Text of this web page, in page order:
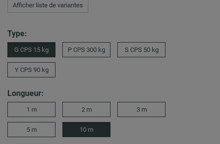
Afficher liste de variantes
Type:
G CPS 15 kg P CPS 300 kg S CPS 50 kg
Y CPS 90 kg
Longueur:
1 m 2 m 3 m
5 m 10 m